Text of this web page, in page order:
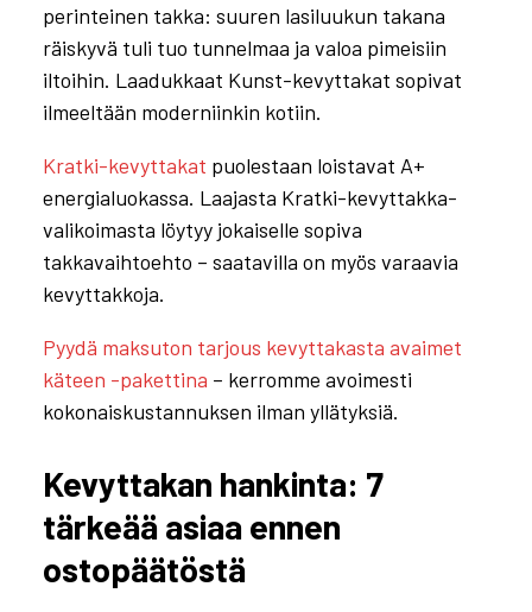
perinteinen takka: suuren lasiluukun takana
räiskyvä tuli tuo tunnelmaa ja valoa pimeisiin
iltoihin. Laadukkaat Kunst-kevyttakat sopivat
ilmeeltään moderniinkin kotiin.
Kratki-kevyttakat puolestaan loistavat A+
energialuokassa. Laajasta Kratki-kevyttakka-
valikoimasta löytyy jokaiselle sopiva
takkavaihtoehto – saatavilla on myös varaavia
kevyttakkoja.
Pyydä maksuton tarjous kevyttakasta avaimet
käteen -pakettina – kerromme avoimesti
kokonaiskustannuksen ilman yllätyksiä.
Kevyttakan hankinta: 7
tärkeää asiaa ennen
ostopäätöstä